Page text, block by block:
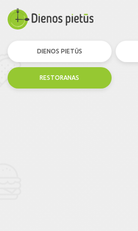
DIENOS PIETŪS
RESTORANAS